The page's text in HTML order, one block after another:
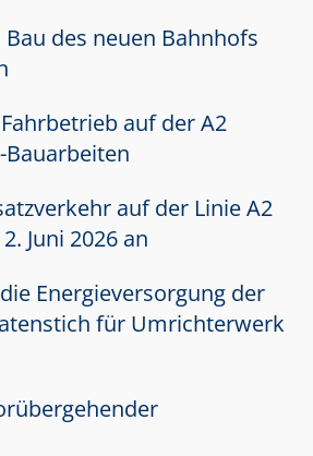
des neuen Bahnhofs
auf der A2
auf der Linie A2
Juni 2026 an
Energieversorgung der
für Umrichterwerk